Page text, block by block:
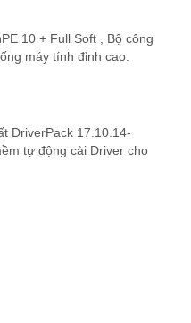
10 + Full Soft , Bộ công
máy tính đỉnh cao.
DriverPack 17.10.14-
tự động cài Driver cho